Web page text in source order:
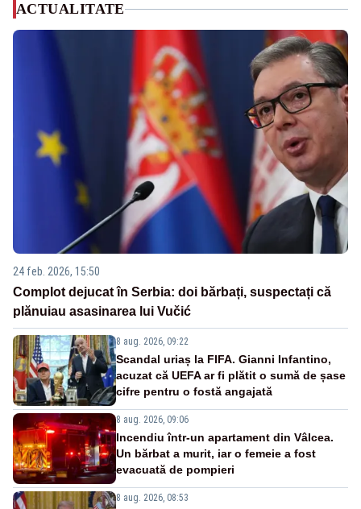
ACTUALITATE
24 feb. 2026, 15:50
Complot dejucat în Serbia: doi bărbați, suspectați că
plănuiau asasinarea lui Vučić
8 aug. 2026, 09:22
Scandal uriaș la FIFA. Gianni Infantino,
acuzat că UEFA ar fi plătit o sumă de șase
cifre pentru o fostă angajată
8 aug. 2026, 09:06
Incendiu într-un apartament din Vâlcea.
Un bărbat a murit, iar o femeie a fost
evacuată de pompieri
8 aug. 2026, 08:53